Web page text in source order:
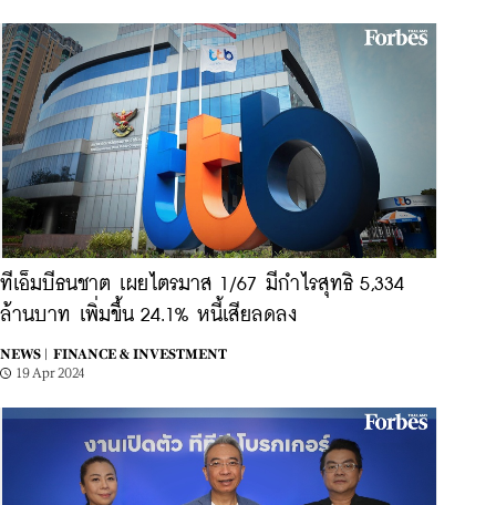
ทีเอ็มบีธนชาต เผยไตรมาส 1/67 มีกำไรสุทธิ 5,334
ล้านบาท เพิ่มขึ้น 24.1% หนี้เสียลดลง
NEWS |
FINANCE & INVESTMENT
19 Apr 2024